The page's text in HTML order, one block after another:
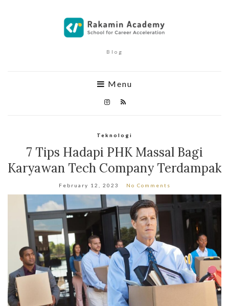
Blog
Menu
Teknologi
7 Tips Hadapi PHK Massal Bagi
Karyawan Tech Company Terdampak
February 12, 2023 No Comments